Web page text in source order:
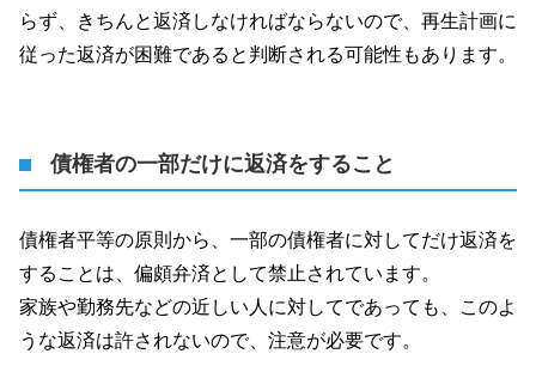
らず、きちんと返済しなければならないので、再生計画に
従った返済が困難であると判断される可能性もあります。
債権者の一部だけに返済をすること
債権者平等の原則から、一部の債権者に対してだけ返済を
することは、偏頗弁済として禁止されています。
家族や勤務先などの近しい人に対してであっても、このよ
うな返済は許されないので、注意が必要です。